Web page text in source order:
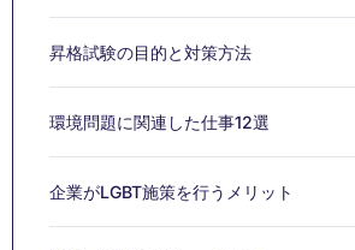
昇格試験の目的と対策方法
環境問題に関連した仕事12選
企業がLGBT施策を行うメリット